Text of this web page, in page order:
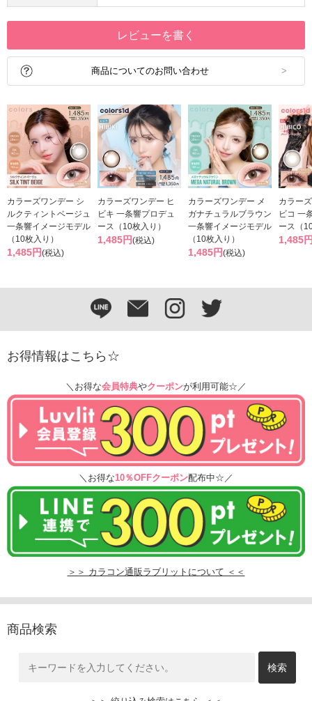
レビューを書く
商品についてのお問い合わせ
カラーズワンデー シ
ルクティントベージュ
一条響イメージモデル
（10枚入り）
1,485円(税込)
カラーズワンデー ヒ
ビキ 一条響プロデュ
ース（10枚入り）
1,485円(税込)
カラーズワンデー メ
ガナチュラルブラウン
一条響イメージモデル
（10枚入り）
1,485円(税込)
カラー
ビコ 一
ース（
1,485
お得情報はこちら☆
＼お得な会員特典やクーポンが利用可能☆／
＼お得な10％OFFクーポン配布中☆／
＞＞ カラコン通販ラブリットについて ＜＜
商品検索